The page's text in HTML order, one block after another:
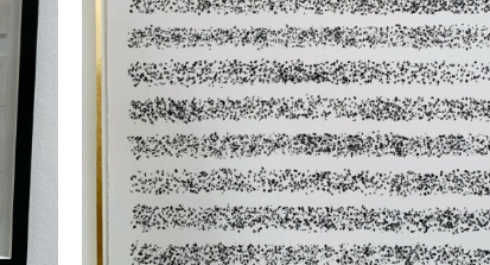
Zwischen den Zeilen